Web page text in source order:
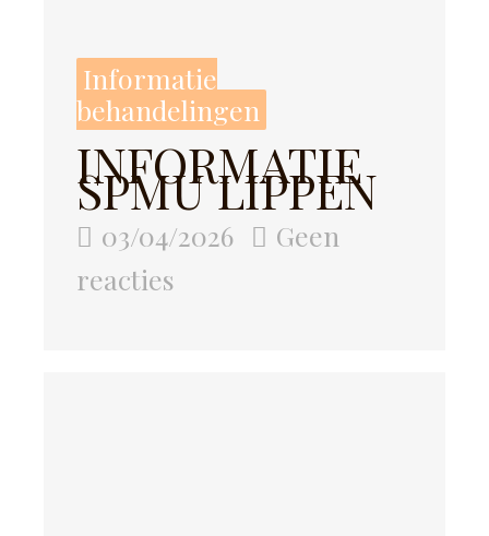
Informatie
behandelingen
INFORMATIE
SPMU LIPPEN
03/04/2026
Geen
reacties